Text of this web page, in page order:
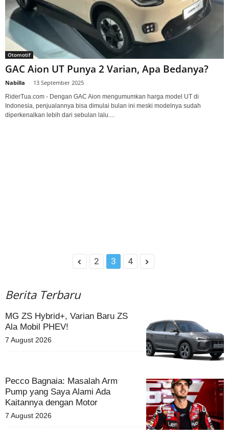
Otomotif
GAC Aion UT Punya 2 Varian, Apa Bedanya?
Nabilla 13 September 2025
RiderTua.com - Dengan GAC Aion mengumumkan harga model UT di
Indonesia, penjualannya bisa dimulai bulan ini meski modelnya sudah
diperkenalkan lebih dari sebulan lalu....
2 3 4
Berita Terbaru
MG ZS Hybrid+, Varian Baru ZS
Ala Mobil PHEV!
7 August 2026
Pecco Bagnaia: Masalah Arm
Pump yang Saya Alami Ada
Kaitannya dengan Motor
7 August 2026